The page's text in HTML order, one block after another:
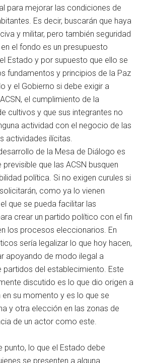
para mejorar las condiciones de
Es decir, buscarán que haya
y militar, pero también seguridad
el fondo es un presupuesto
Estado y por supuesto que ello se
fundamentos y principios de la Paz
y el Gobierno si debe exigir a
el cumplimiento de la
cultivos y que sus integrantes no
actividad con el negocio de las
actividades ilícitas.
de la Mesa de Diálogo es
que las ACSN busquen
política. Si no exigen curules si
como ya lo vienen
que se pueda facilitar las
crear un partido político con el fin
los procesos eleccionarios. En
sería legalizar lo que hoy hacen,
apoyando de modo ilegal a
partidos del establecimiento. Este
discutido es lo que dio origen a
su momento y es lo que se
y otra elección en las zonas de
de un actor como este.
punto, lo que el Estado debe
se presenten a alguna